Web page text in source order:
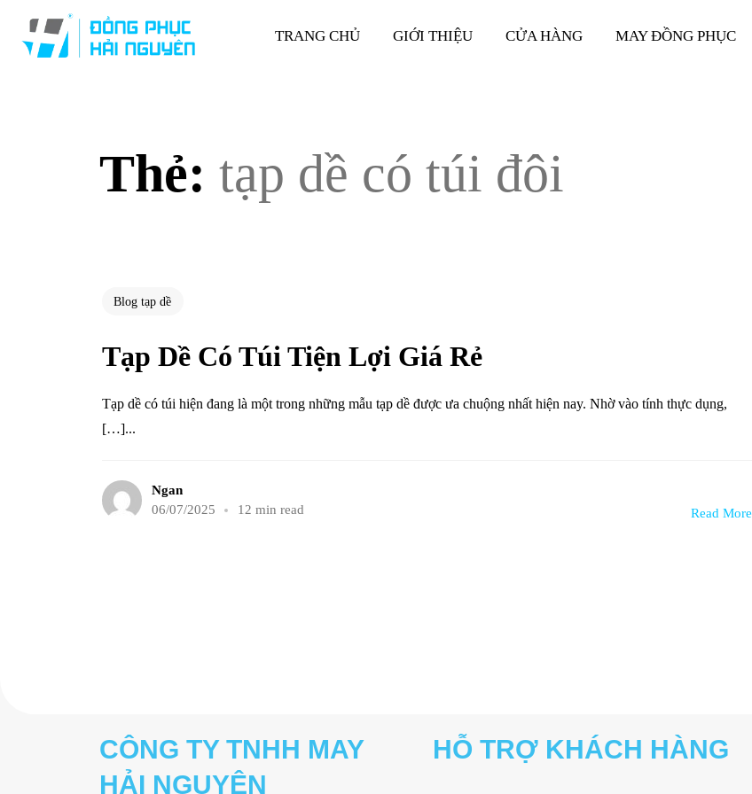
TRANG CHỦ GIỚI THIỆU CỬA HÀNG MAY ĐỒNG PHỤC
Thẻ: tạp dề có túi đôi
Blog tạp dề
Tạp Dề Có Túi Tiện Lợi Giá Rẻ
Tạp dề có túi hiện đang là một trong những mẫu tạp dề được ưa chuộng nhất hiện nay. Nhờ vào tính thực dụng,
[…]...
Ngan
06/07/2025
12 min read Read More
CÔNG TY TNHH MAY
HẢI NGUYÊN
HỖ TRỢ KHÁCH HÀNG